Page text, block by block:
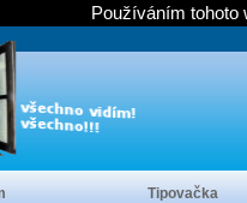
Tipovačka
Používáním tohoto